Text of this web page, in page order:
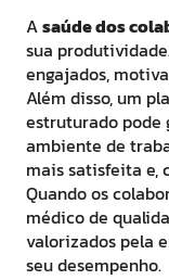
Asaúde dos
sua
engajados,
Além disso, um
estruturado
ambiente de
mais satisfeita e,
Quando os
médico de
valorizados pela
seu desempenho.